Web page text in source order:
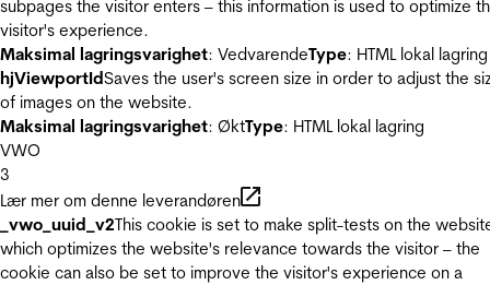
subpages the visitor enters – this information is used to optimize
visitor's experience.
Maksimal lagringsvarighet: VedvarendeType: HTML lokal lagring
hjViewportIdSaves the user's screen size in order to adjust the
of images on the website.
Maksimal lagringsvarighet: ØktType: HTML lokal lagring
VWO
3
Lær mer om denne leverandøren
_vwo_uuid_v2This cookie is set to make split-tests on the
which optimizes the website's relevance towards the visitor – the
cookie can also be set to improve the visitor's experience on a